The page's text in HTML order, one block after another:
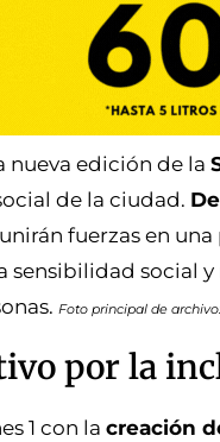
nueva edición de la
de la ciudad.
fuerzas en
social
Foto principal de
por la
1 con la creación